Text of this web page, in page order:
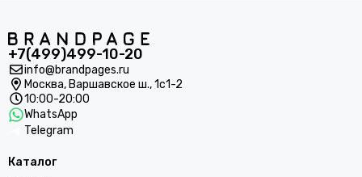
+7(499)499-10-20
info@brandpages.ru
Москва, Варшавское ш., 1с1-2
10:00-20:00
WhatsApp
Telegram
Каталог